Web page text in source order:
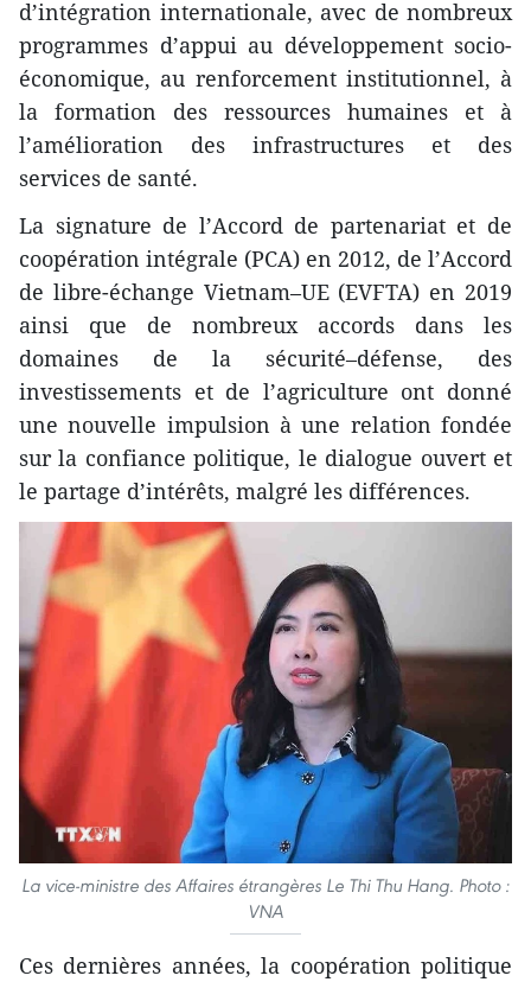
d’intégration internationale, avec de nombreux
programmes d’appui au développement socio-
économique, au renforcement institutionnel, à
la formation des ressources humaines et à
l’amélioration des infrastructures et des
services de santé.
La signature de l’Accord de partenariat et de
coopération intégrale (PCA) en 2012, de l’Accord
de libre-échange Vietnam–UE (EVFTA) en 2019
ainsi que de nombreux accords dans les
domaines de la sécurité–défense, des
investissements et de l’agriculture ont donné
une nouvelle impulsion à une relation fondée
sur la confiance politique, le dialogue ouvert et
le partage d’intérêts, malgré les différences.
La vice-ministre des Affaires étrangères Le Thi Thu Hang. Photo :
VNA
Ces dernières années, la coopération politique